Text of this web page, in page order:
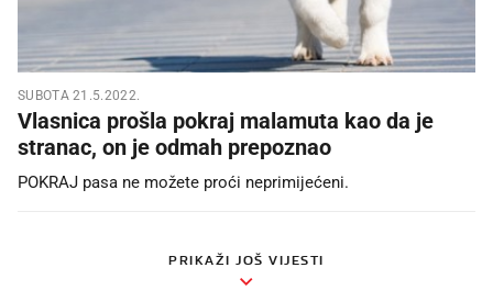
SUBOTA 21.5.2022.
Vlasnica prošla pokraj malamuta kao da je
stranac, on je odmah prepoznao
POKRAJ pasa ne možete proći neprimijećeni.
PRIKAŽI JOŠ VIJESTI